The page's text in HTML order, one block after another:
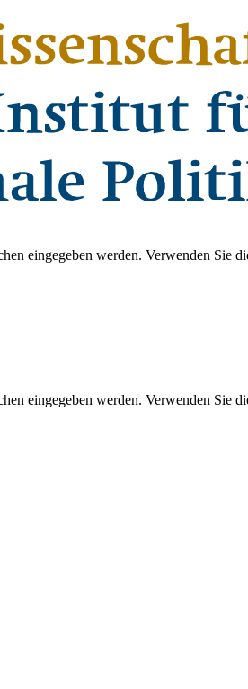
eingegeben werden. Verwenden Sie
eingegeben werden. Verwenden Sie